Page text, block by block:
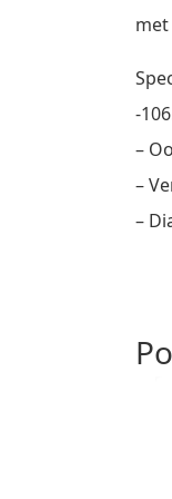
-
–
–
–